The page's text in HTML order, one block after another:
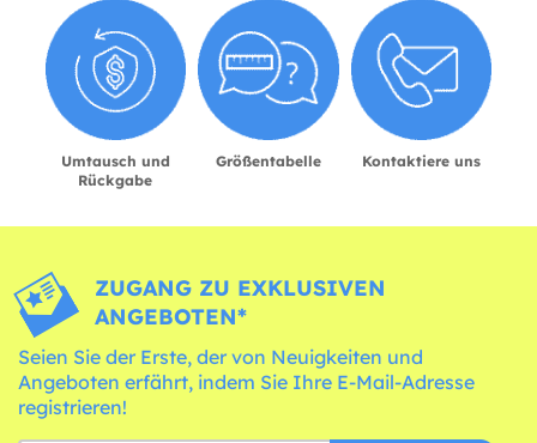
Umtausch und
Rückgabe
Größentabelle Kontaktiere uns
ZUGANG ZU EXKLUSIVEN
ANGEBOTEN*
Seien Sie der Erste, der von Neuigkeiten und
Angeboten erfährt, indem Sie Ihre E-Mail-Adresse
registrieren!